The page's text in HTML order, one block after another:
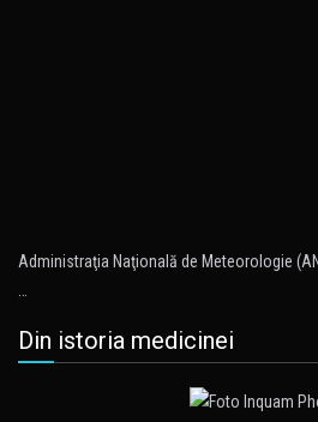
Administraţia Naţională de Meteorologie
Din istoria medicinei